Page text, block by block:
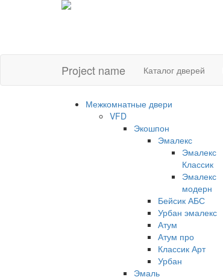
Project name Каталог дверей
Межкомнатные двери
VFD
Экошпон
Эмалекс
Эмалекс
Классик
Эмалекс
модерн
Бейсик АБС
Урбан эмалекс
Атум
Атум про
Классик Арт
Урбан
Эмаль